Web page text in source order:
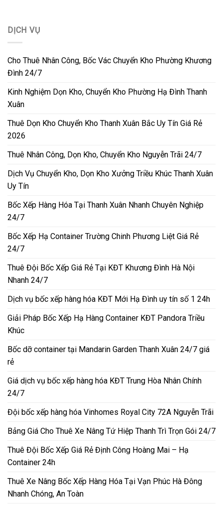
DỊCH VỤ
Cho Thuê Nhân Công, Bốc Vác Chuyển Kho Phường Khương
Đình 24/7
Kinh Nghiệm Dọn Kho, Chuyển Kho Phường Hạ Đình Thanh
Xuân
Thuê Dọn Kho Chuyển Kho Thanh Xuân Bắc Uy Tín Giá Rẻ
2026
Thuê Nhân Công, Dọn Kho, Chuyển Kho Nguyễn Trãi 24/7
Dịch Vụ Chuyển Kho, Dọn Kho Xưởng Triều Khúc Thanh Xuân
Uy Tín
Bốc Xếp Hàng Hóa Tại Thanh Xuân Nhanh Chuyên Nghiệp
24/7
Bốc Xếp Hạ Container Trường Chinh Phương Liệt Giá Rẻ
24/7
Thuê Đội Bốc Xếp Giá Rẻ Tại KĐT Khương Đình Hà Nội
Nhanh 24/7
Dịch vụ bốc xếp hàng hóa KĐT Mới Hạ Đình uy tín số 1 24h
Giải Pháp Bốc Xếp Hạ Hàng Container KĐT Pandora Triều
Khúc
Bốc dỡ container tại Mandarin Garden Thanh Xuân 24/7 giá
rẻ
Giá dịch vụ bốc xếp hàng hóa KĐT Trung Hòa Nhân Chính
24/7
Đội bốc xếp hàng hóa Vinhomes Royal City 72A Nguyễn Trãi
Bảng Giá Cho Thuê Xe Nâng Tứ Hiệp Thanh Trì Trọn Gói 24/7
Thuê Đội Bốc Xếp Giá Rẻ Định Công Hoàng Mai – Hạ
Container 24h
Thuê Xe Nâng Bốc Xếp Hàng Hóa Tại Vạn Phúc Hà Đông
Nhanh Chóng, An Toàn